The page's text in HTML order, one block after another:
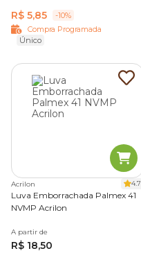
R$ 5,85
-10%
Compra Programada
Único
Acrilon 4.7
Luva Emborrachada Palmex 41
NVMP Acrilon
A partir de
R$ 18,50